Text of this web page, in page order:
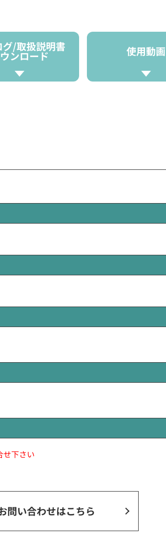
グ/取扱説明書
ンロード 使用動画
せ下さい
問い合わせはこちら